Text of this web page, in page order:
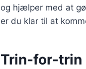
og hjælper med at
er du klar til at
Trin-for-trin